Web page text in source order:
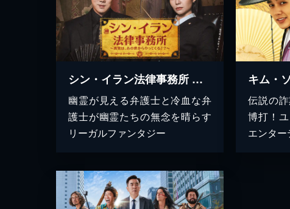
シン・イラン法律事務所 〜真実は、あの世からやってくる！？～
幽霊が見える弁護士と冷血な弁
護士が幽霊たちの無念を晴らす
リーガルファンタジー
伝説の
博打！
エンター